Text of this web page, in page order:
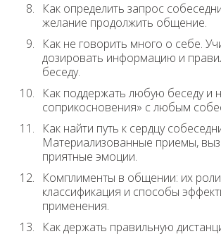
Как определить запрос
желание продолжить общение.
Как не говорить много о себе.
дозировать информацию и
беседу.
Как поддержать любую беседу и
соприкосновения» с любым
Как найти путь к сердцу
Материализованные приемы,
приятные эмоции.
Комплименты в общении: их
классификация и способы
применения.
Как держать правильную